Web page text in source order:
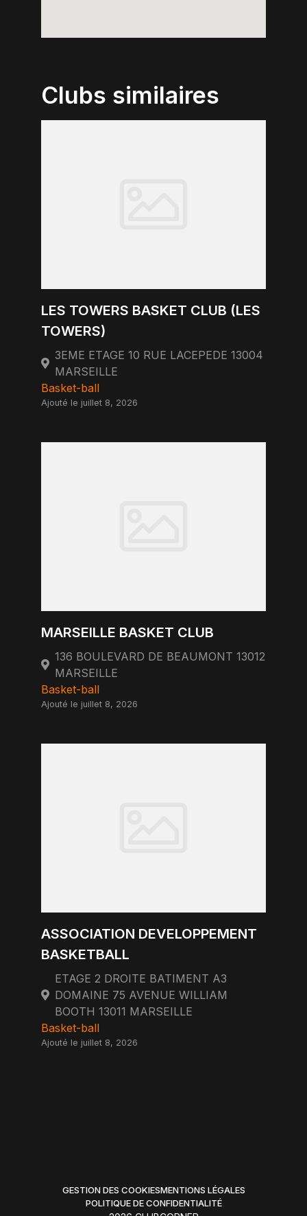
Clubs similaires
LES TOWERS BASKET CLUB (LES
TOWERS)
3EME ETAGE 10 RUE LACEPEDE 13004
MARSEILLE
Basket-ball
Ajouté le juillet 8, 2026
MARSEILLE BASKET CLUB
136 BOULEVARD DE BEAUMONT 13012
MARSEILLE
Basket-ball
Ajouté le juillet 8, 2026
ASSOCIATION DEVELOPPEMENT
BASKETBALL
ETAGE 2 DROITE BATIMENT A3
DOMAINE 75 AVENUE WILLIAM
BOOTH 13011 MARSEILLE
Basket-ball
Ajouté le juillet 8, 2026
GESTION DES COOKIESMENTIONS LÉGALES
POLITIQUE DE CONFIDENTIALITÉ